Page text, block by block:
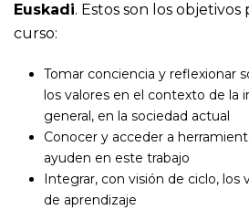
Euskadi. Estos son los objetivos
curso:
Tomar conciencia y reflexionar
los valores en el contexto de la
general, en la sociedad actual
Conocer y acceder a
ayuden en este trabajo
Integrar, con visión de ciclo, los
de aprendizaje ​​​​​​​